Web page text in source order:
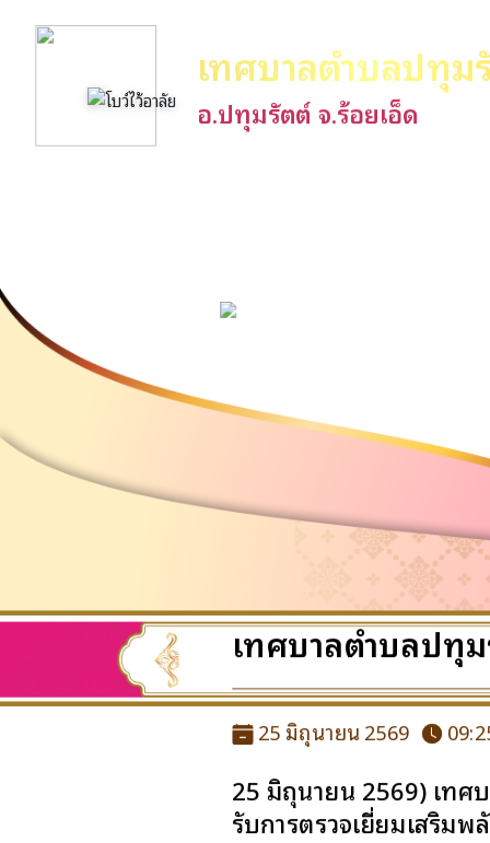
เทศบาลตำบลปทุม
อ.ปทุมรัตต์ จ.ร้อยเอ็ด
เทศบาลตำบลปทุ
25 มิถุนายน 2569
25 มิถุนายน 2569) เทศ
รับการตรวจเยี่ยมเสริม